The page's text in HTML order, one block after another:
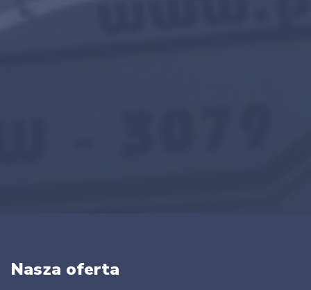
Nasza oferta